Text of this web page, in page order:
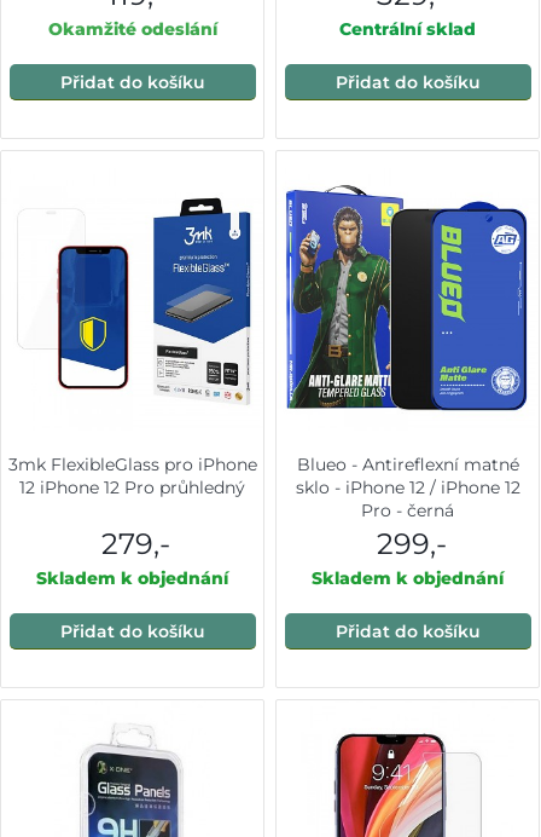
Okamžité odeslání
Přidat do košíku
Centrální sklad
Přidat do košíku
3mk FlexibleGlass pro iPhone
12 iPhone 12 Pro průhledný
279,-
Skladem k objednání
Přidat do košíku
Blueo - Antireflexní matné
sklo - iPhone 12 / iPhone 12
Pro - černá
299,-
Skladem k objednání
Přidat do košíku